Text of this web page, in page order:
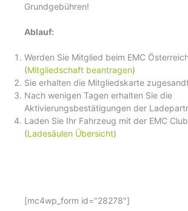
Grundgebühren!
Ablauf:
Werden Sie Mitglied beim EMC Österreich
(Mitgliedschaft beantragen)
Sie erhalten die Mitgliedskarte
Nach wenigen Tagen erhalten Sie die
Aktivierungsbestätigungen der
Laden Sie Ihr Fahrzeug mit der EMC
(Ladesäulen Übersicht)
[mc4wp_form id="28278"]